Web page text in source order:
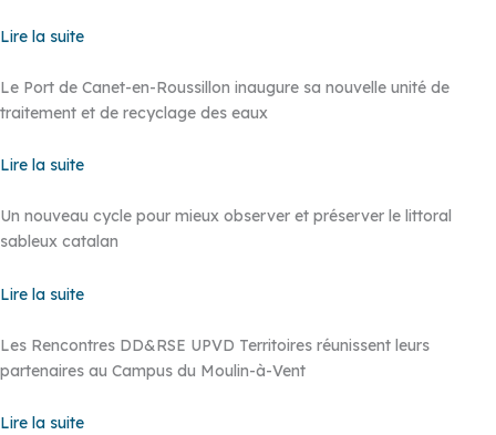
Lire la suite
Le Port de Canet-en-Roussillon inaugure sa nouvelle unité de
traitement et de recyclage des eaux
Lire la suite
Un nouveau cycle pour mieux observer et préserver le littoral
sableux catalan
Lire la suite
Les Rencontres DD&RSE UPVD Territoires réunissent leurs
partenaires au Campus du Moulin-à-Vent
Lire la suite